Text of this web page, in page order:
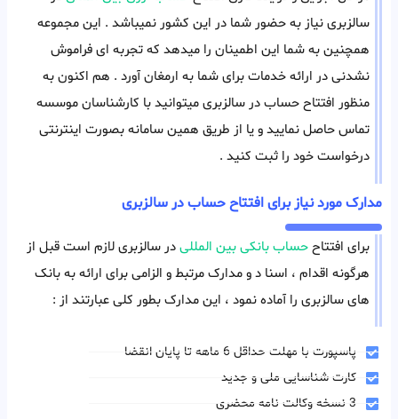
سالزبری نیاز به حضور شما در این کشور نمیباشد . این مجموعه
همچنین به شما این اطمینان را میدهد که تجربه ای فراموش
نشدنی در ارائه خدمات برای شما به ارمغان آورد . هم اکنون به
منظور افتتاح حساب در سالزبری میتوانید با کارشناسان موسسه
تماس حاصل نمایید و یا از طریق همین سامانه بصورت اینترنتی
درخواست خود را ثبت کنید .
مدارک مورد نیاز برای افتتاح حساب در سالزبری
برای افتتاححساب بانکی بین المللیدر سالزبری لازم است قبل از
هرگونه اقدام ، اسنا د و مدارک مرتبط و الزامی برای ارائه به بانک
های سالزبری را آماده نمود ، این مدارک بطور کلی عبارتند از :
پاسپورت با مهلت حداقل 6 ماهه تا پایان انقضا
کارت شناسایی ملی و جدید
3 نسخه وکالت نامه محضری